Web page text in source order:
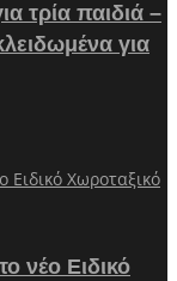
τρία παιδιά –
για
νέο Ειδικό